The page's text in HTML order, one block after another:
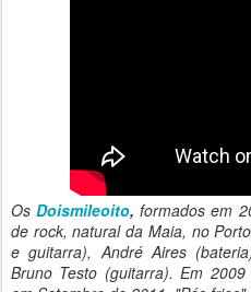
OsDoismileoito,formados em
de rock, natural da Maia, no
e guitarra), André Aires
Bruno Testo (guitarra). Em